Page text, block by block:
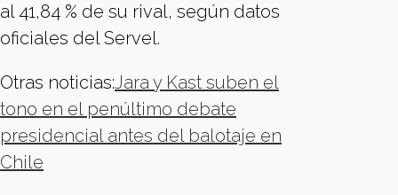
al 41,84 % de su rival, según datos
oficiales del Servel.
Otras noticias:Jara y Kast suben el
tono en el penúltimo debate
presidencial antes del balotaje en
Chile